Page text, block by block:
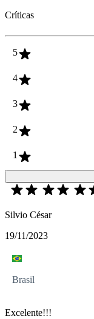
Críticas
5
4
3
2
1
Silvio César
19/11/2023
Brasil
Excelente!!!